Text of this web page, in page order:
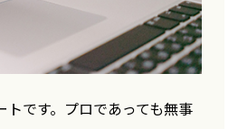
です。プロであっても無事